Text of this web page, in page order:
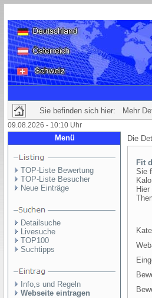
Sie befinden sich hier: Mehr
09.08.2026 - 10:10 Uhr
Menü
TOP-Liste Bewertung
TOP-Liste Besucher
Neue Einträge
Detailsuche
Livesuche
TOP100
Suchtipps
Info,s und Regeln
Webseite eintragen
Die
Fit
Sie